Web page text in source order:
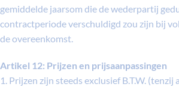
gemiddelde jaarsom die de wederpartij
contractperiode verschuldigd zou zijn bij
de overeenkomst.
Artikel 12: Prijzen en prijsaanpassingen
1. Prijzen zijn steeds exclusief B.T.W. (tenzij